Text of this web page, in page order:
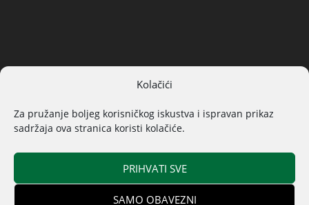
Kolačići
Za pružanje boljeg korisničkog iskustva i ispravan prikaz
sadržaja ova stranica koristi kolačiće.
PRIHVATI SVE
SAMO OBAVEZNI